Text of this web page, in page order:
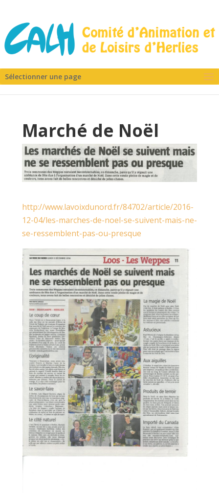
Sélectionner une page
Marché de Noël
http://www.lavoixdunord.fr/84702/article/2016-
12-04/les-marches-de-noel-se-suivent-mais-ne-
se-ressemblent-pas-ou-presque